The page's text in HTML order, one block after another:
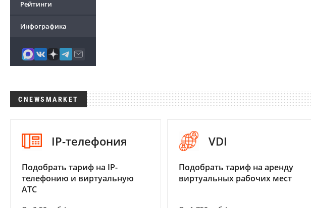
Рейтинги
Инфографика
CNEWSMARKET
IP-телефония
Подобрать тариф на IP-
телефонию и виртуальную
АТС
VDI
Подобрать тариф на аренду
виртуальных рабочих мест